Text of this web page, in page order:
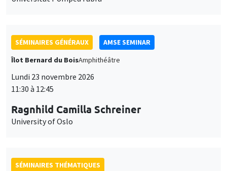
SÉMINAIRES GÉNÉRAUX
AMSE SEMINAR
Îlot Bernard du Bois
Amphithéâtre
Lundi 23 novembre 2026
11:30 à 12:45
Ragnhild Camilla Schreiner
University of Oslo
SÉMINAIRES THÉMATIQUES